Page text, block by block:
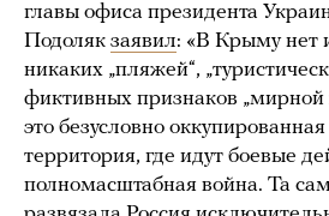
главы офиса президента
Подоляк заявил: «В Крыму нет
никаких „пляжей“,
фиктивных признаков
это безусловно
территория, где идут боевые
полномасштабная война. Та